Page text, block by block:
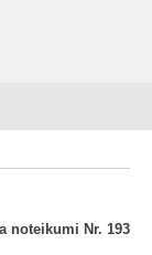
noteikumi Nr. 193